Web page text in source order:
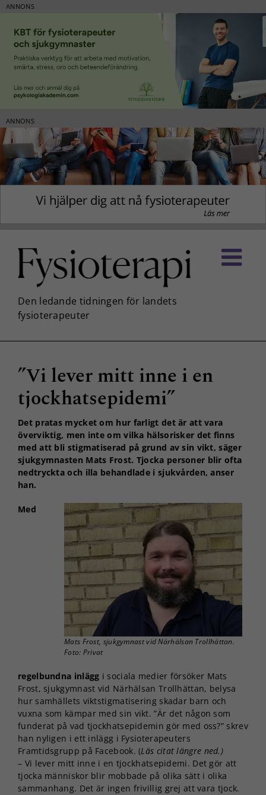
ANNONS
ANNONS
innehållet
”Vi lever mitt inne i en
tjockhatsepidemi”
Det pratas mycket om hur farligt det är att vara
överviktig, men inte om vilka hälsorisker det finns
med att bli stigmatiserad på grund av sin vikt, säger
sjukgymnasten Mats Frost. Tjocka personer blir ofta
nedtryckta och illa behandlade i sjukvården, anser
han.
Mats Frost, sjukgymnast vid Närhälsan Trollhättan.
Foto: Privat
Med
regelbundna inlägg i sociala medier försöker Mats
Frost, sjukgymnast vid Närhälsan Trollhättan, belysa
hur samhällets viktstigmatisering skadar barn och
vuxna som kämpar med sin vikt. ”Är det någon som
funderat på vad tjockhatsepidemin gör med oss?” skrev
han nyligen i ett inlägg i Fysioterapeuters
Framtidsgrupp på Facebook. (Läs citat längre ned.)
– Vi lever mitt inne i en tjockhatsepidemi. Det gör att
tjocka människor blir mobbade på olika sätt i olika
sammanhang. Det är ingen frivillig grej att vara tjock.